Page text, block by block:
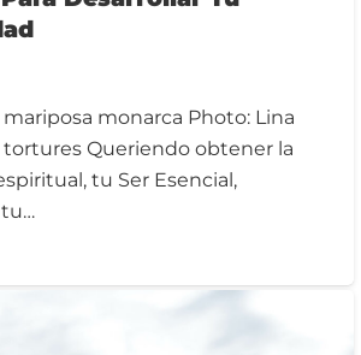
monarca Photo: Lina
tortures Queriendo obtener la
tu Ser Esencial,